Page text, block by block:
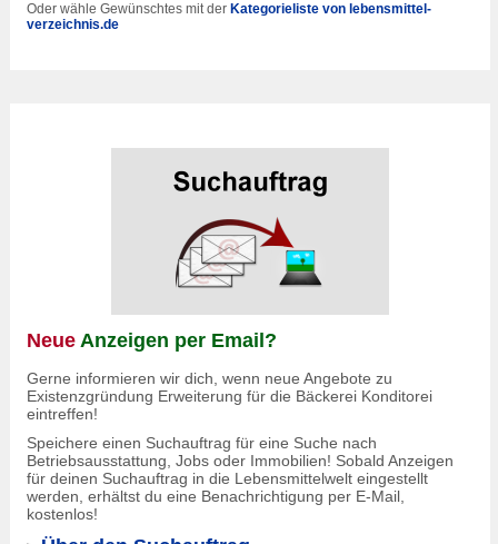
Oder wähle Gewünschtes mit der Kategorieliste von lebensmittel-
verzeichnis.de
Neue Anzeigen per Email?
Gerne informieren wir dich, wenn neue Angebote zu
Existenzgründung Erweiterung für die Bäckerei Konditorei
eintreffen!
Speichere einen Suchauftrag für eine Suche nach
Betriebsausstattung, Jobs oder Immobilien! Sobald Anzeigen
für deinen Suchauftrag in die Lebensmittelwelt eingestellt
werden, erhältst du eine Benachrichtigung per E-Mail,
kostenlos!